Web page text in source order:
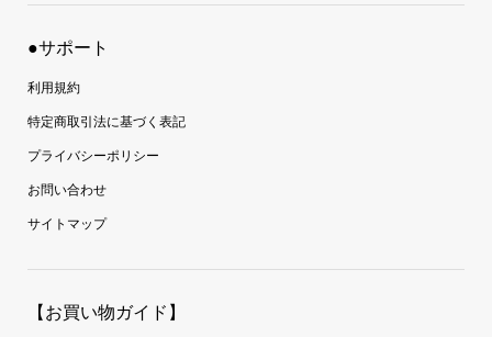
●サポート
利用規約
特定商取引法に基づく表記
プライバシーポリシー
お問い合わせ
サイトマップ
【お買い物ガイド】